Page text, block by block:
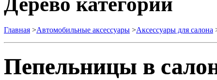
Главная >Автомобильные аксессуары >Аксессуары для салона
Пепельницы в